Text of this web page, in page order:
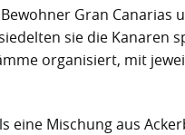
Gran
sie die Kanaren
organisiert, mit
eine Mischung aus